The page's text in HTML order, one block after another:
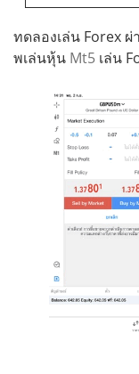
ทดลองเล่น Forex ผ่
พเล่นหุ้น Mt5 เล่น